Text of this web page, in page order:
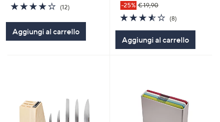
4.1
of
5
Stars
(12)12
Aggiungi al carrello
-25% € 19,90
3.5
of
Stars
(8)8
Aggiungi al carrello